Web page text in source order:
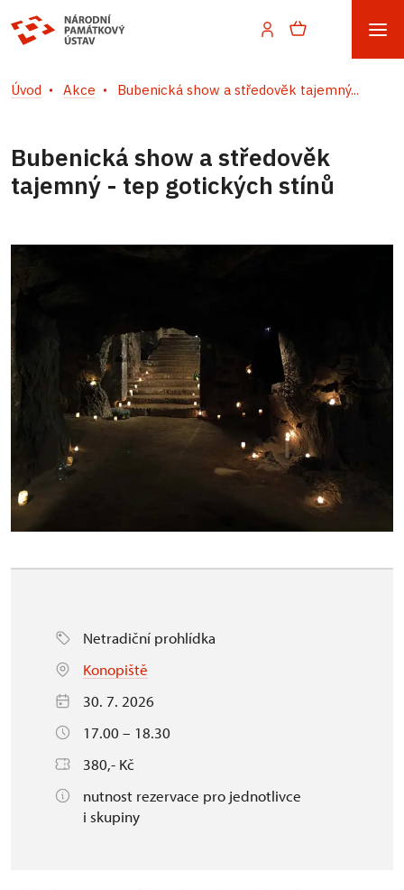
Úvod Akce Bubenická show a středověk tajemný...
Bubenická show a středověk
tajemný - tep gotických stínů
Netradiční prohlídka
Konopiště
30. 7. 2026
17.00 – 18.30
380,- Kč
nutnost rezervace pro jednotlivce
i skupiny